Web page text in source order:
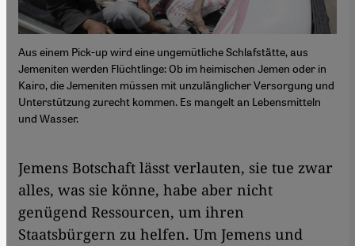
Aus einem Pick-up wird eine ungemütliche Schlafstätte, aus
Jemeniten werden Flüchtlinge: Ob im heimischen Jemen oder in
Kairo, die Jemeniten müssen mit unzulänglicher Versorgung und
Unterstützung zurecht kommen. Es mangelt an Lebensmitteln
und Wasser.
Jemens Botschaft lässt verlauten, sie tue zwar
alles, was sie könne, habe aber nicht
genügend Ressourcen, um ihren
Staatsbürgern zu helfen. Um Jemens und